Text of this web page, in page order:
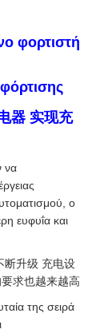
φορτιστή
器 实现充
να
ο
ευφυΐα και
断升级 充电设
求也越来越高
της σειρά